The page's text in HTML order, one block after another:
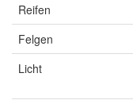
Reifen
Felgen
Licht